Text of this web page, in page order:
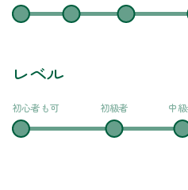
レベル
初心者も可 初級者 中